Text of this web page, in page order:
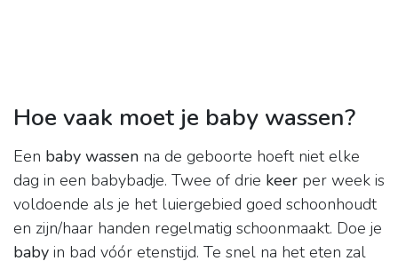
Hoe vaak moet je baby wassen?
Een baby wassen na de geboorte hoeft niet elke
dag in een babybadje. Twee of drie keer per week is
voldoende als je het luiergebied goed schoonhoudt
en zijn/haar handen regelmatig schoonmaakt. Doe je
baby in bad vóór etenstijd. Te snel na het eten zal